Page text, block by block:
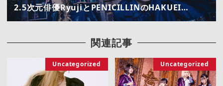
2.5次元俳優RyujiとPENICILLINのHAKUEI…
関連記事
Uncategorized Uncategorized